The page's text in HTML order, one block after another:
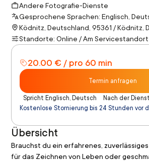
Andere Fotografie-Dienste
Gesprochene Sprachen: Englisch,
Ködnitz, Deutschland, 95361 / Ködnitz,
Standorte: Online / Am Servicestandort
20.00 € / pro 60 min
Termin anfragen
Spricht Englisch, Deutsch
Nach der
Kostenlose Stornierung bis 24 Stunden vor
Übersicht
Brauchst du ein erfahrenes,
für das Zeichnen von Leben oder